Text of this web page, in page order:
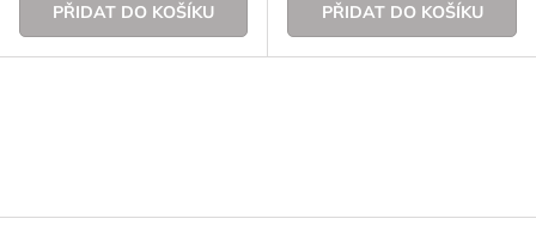
PŘIDAT DO KOŠÍKU PŘIDAT DO KOŠÍKU